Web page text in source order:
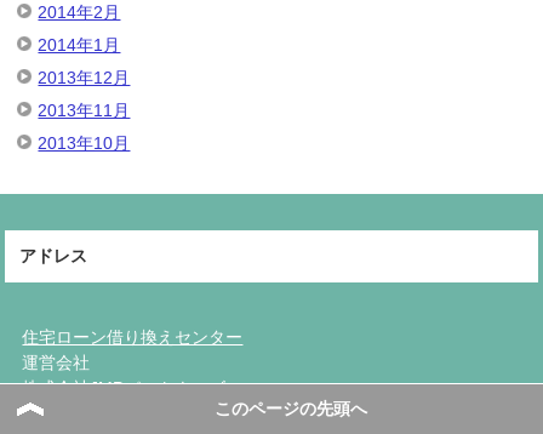
2014年2月
2014年1月
2013年12月
2013年11月
2013年10月
アドレス
住宅ローン借り換えセンター
運営会社
株式会社JMPパートナーズ
このページの先頭へ